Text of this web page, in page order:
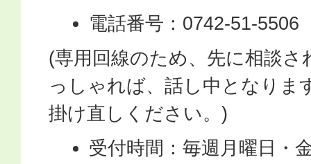
電話番号：0742-51-5506
(専用回線のため、先に相談
っしゃれば、話し中となりま
掛け直しください。)
受付時間：毎週月曜日・